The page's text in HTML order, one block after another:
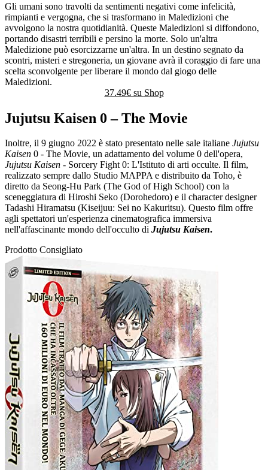
Gli umani sono travolti da sentimenti negativi come infelicità,
rimpianti e vergogna, che si trasformano in Maledizioni che
avvolgono la nostra quotidianità. Queste Maledizioni si diffondono,
portando disastri terribili e persino la morte. Solo un'altra
Maledizione può esorcizzarne un'altra. In un destino segnato da
scontri, misteri e stregoneria, un giovane avrà il coraggio di fare una
scelta sconvolgente per liberare il mondo dal giogo delle
Maledizioni.
37.49€ su Shop
Jujutsu Kaisen 0 – The Movie
Inoltre, il 9 giugno 2022 è stato presentato nelle sale italiane Jujutsu
Kaisen 0 - The Movie, un adattamento del volume 0 dell'opera,
Jujutsu Kaisen - Sorcery Fight 0: L'Istituto di arti occulte. Il film,
realizzato sempre dallo Studio MAPPA e distribuito da Toho, è
diretto da Seong-Hu Park (The God of High School) con la
sceneggiatura di Hiroshi Seko (Dorohedoro) e il character designer
Tadashi Hiramatsu (Kiseijuu: Sei no Kakuritsu). Questo film offre
agli spettatori un'esperienza cinematografica immersiva
nell'affascinante mondo dell'occulto di Jujutsu Kaisen.
Prodotto Consigliato